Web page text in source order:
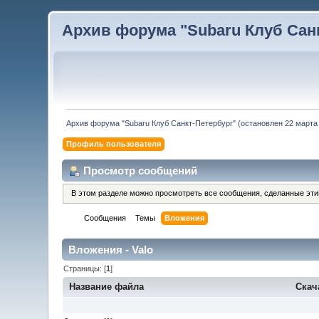
Архив форума "Subaru Клуб
Архив форума "Subaru Клуб Санкт-Петербург" (остановлен 22 марта
Профиль пользователя
Просмотр сообщений
В этом разделе можно просмотреть все сообщения, сделанные
Сообщения Темы Вложения
Вложения - Valo
Страницы: [1]
Название файла